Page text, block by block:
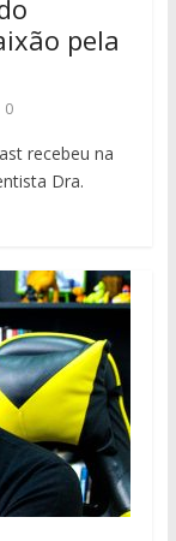
pela
0
recebeu na
Dra.